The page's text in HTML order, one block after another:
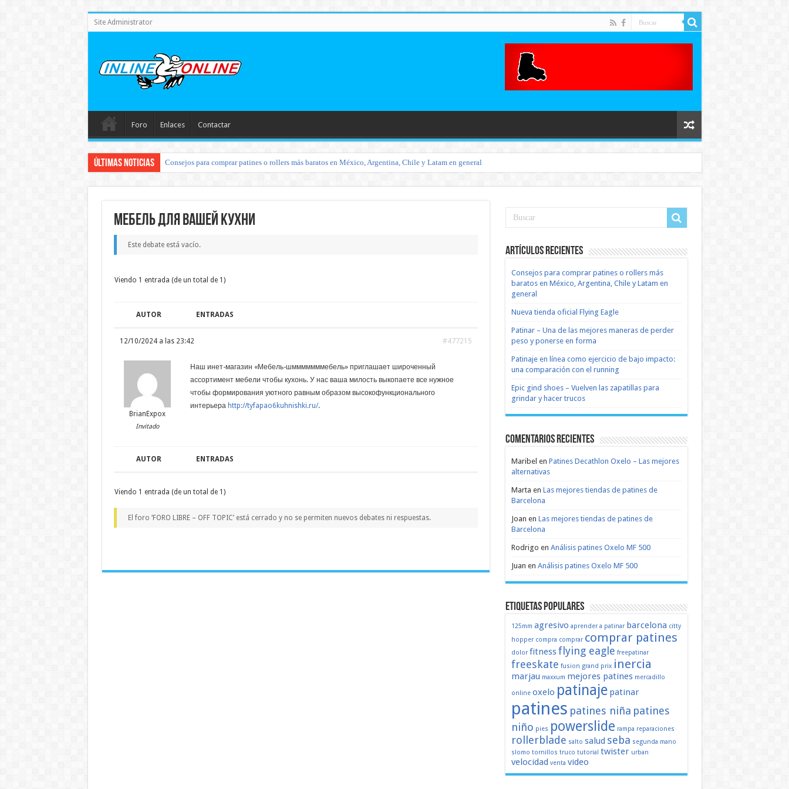
Site Administrator
Foro Enlaces Contactar
Últimas noticias Consejos para comprar patines o rollers más baratos en México, Argentina, Chile y Latam en general
Мебель для вашей кухни
Este debate está vacío.
Viendo 1 entrada (de un total de 1)
AUTOR ENTRADAS
12/10/2024 a las 23:42 #477215
BrianExpox
Invitado
Наш инет-магазин «Мебель-шмммммммебель» приглашает широченный
ассортимент мебели чтобы кухонь. У нас ваша милость выкопаете все нужное
чтобы формирования уютного равным образом высокофункционального
интерьера http://tyfapao6kuhnishki.ru/.
AUTOR ENTRADAS
Viendo 1 entrada (de un total de 1)
El foro ‘FORO LIBRE – OFF TOPIC’ está cerrado y no se permiten nuevos debates ni respuestas.
Artículos recientes
Consejos para comprar patines o rollers más
baratos en México, Argentina, Chile y Latam en
general
Nueva tienda oficial Flying Eagle
Patinar – Una de las mejores maneras de perder
peso y ponerse en forma
Patinaje en línea como ejercicio de bajo impacto:
una comparación con el running
Epic gind shoes – Vuelven las zapatillas para
grindar y hacer trucos
Comentarios recientes
Maribel en Patines Decathlon Oxelo – Las mejores
alternativas
Marta en Las mejores tiendas de patines de
Barcelona
Joan en Las mejores tiendas de patines de
Barcelona
Rodrigo en Análisis patines Oxelo MF 500
Juan en Análisis patines Oxelo MF 500
Etiquetas populares
125mm agresivo aprender a patinar barcelona citty
hopper compra comprar comprar patines
dolor fitnessflying eagle freepatinar
freeskate fusion grand prix inercia
marjau maxxum mejores patines mercadillo
online oxelo patinaje patinar
patines patines niña patines
niño pies powerslide rampa reparaciones
rollerblade salto salud seba segunda mano
slomo tornillos truco tutorial twister urban
velocidad venta video